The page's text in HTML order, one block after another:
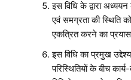
इस विधि के द्वारा
एवं समग्रता की स्थिति
एकत्रित करने का प्रयास
इस विधि का प्रमुख
परिस्थितियों के बीच